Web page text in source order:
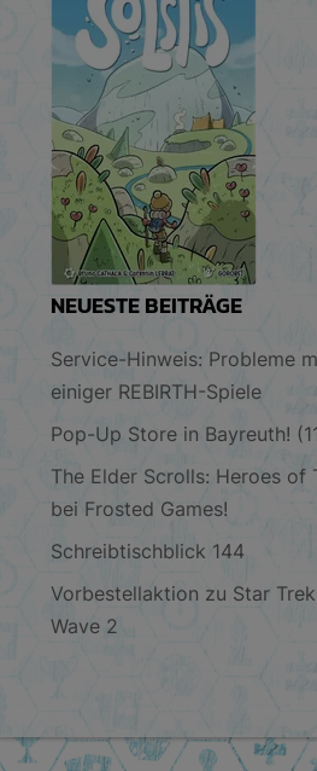
NEUESTE BEITRÄGE
Service-Hinweis: Probleme
einiger REBIRTH-Spiele
Pop-Up Store in Bayreuth!
The Elder Scrolls: Heroes of
bei Frosted Games!
Schreibtischblick 144
Vorbestellaktion zu Star
Wave 2